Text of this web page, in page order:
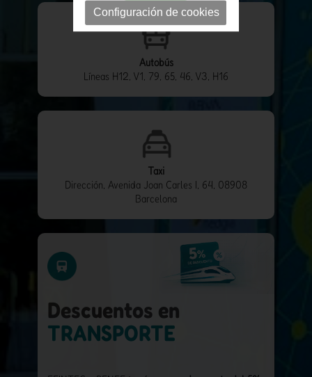
Autobús
Líneas H12, V1, 79, 65, 46, V3, H16
Taxi
Dirección, Avenida Joan Carles I, 64, 08908
Barcelona
Descuentos en
TRANSPORTE
Configuración de cookies